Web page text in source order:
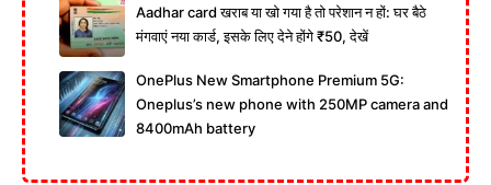
Aadhar card खराब या खो गया है तो परेशान न हों: घर बैठे
मंगवाएं नया कार्ड, इसके लिए देने होंगे ₹50, देखें
OnePlus New Smartphone Premium 5G:
Oneplus’s new phone with 250MP camera and
8400mAh battery